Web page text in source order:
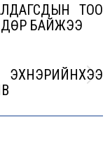
ТОО
БАЙЖЭЭ